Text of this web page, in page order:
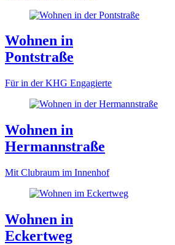
Wohnen in
Pontstraße
Für in der KHG Engagierte
Wohnen in
Hermannstraße
Mit Clubraum im Innenhof
Wohnen in
Eckertweg